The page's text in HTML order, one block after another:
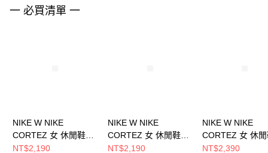
一 必買清單 一
NIKE W NIKE
CORTEZ 女 休閒鞋
DN1791006
NT$2,190
NIKE W NIKE
CORTEZ 女 休閒鞋
IF1764100
NT$2,190
NIKE W NIKE
CORTEZ 女 休
IB8879211
NT$2,390